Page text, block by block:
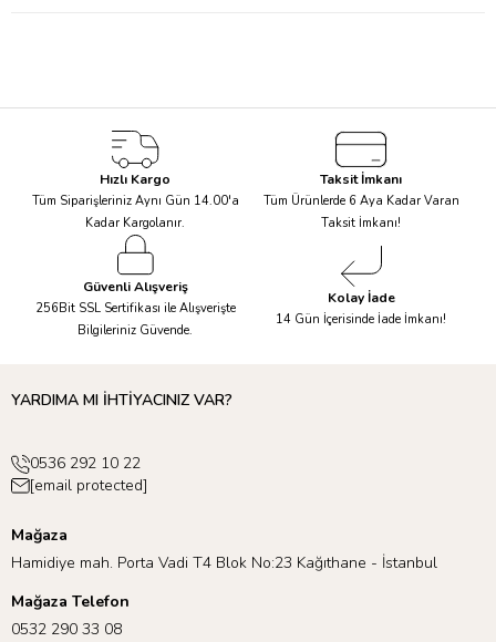
Hızlı Kargo
Tüm Siparişleriniz Aynı Gün 14.00'a
Kadar Kargolanır.
Taksit İmkanı
Tüm Ürünlerde 6 Aya Kadar Varan
Taksit İmkanı!
Güvenli Alışveriş
256Bit SSL Sertifikası ile Alışverişte
Bilgileriniz Güvende.
Kolay İade
14 Gün İçerisinde İade İmkanı!
YARDIMA MI İHTİYACINIZ VAR?
0536 292 10 22
[email protected]
Mağaza
Hamidiye mah. Porta Vadi T4 Blok No:23 Kağıthane - İstanbul
Mağaza Telefon
0532 290 33 08